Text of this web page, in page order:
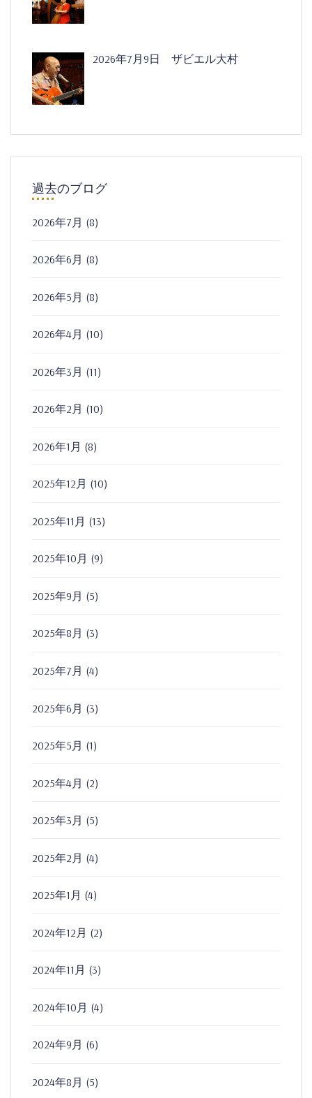
2026年7月9日 ザビエル大村
過去のブログ
2026年7月 (8)
2026年6月 (8)
2026年5月 (8)
2026年4月 (10)
2026年3月 (11)
2026年2月 (10)
2026年1月 (8)
2025年12月 (10)
2025年11月 (13)
2025年10月 (9)
2025年9月 (5)
2025年8月 (3)
2025年7月 (4)
2025年6月 (3)
2025年5月 (1)
2025年4月 (2)
2025年3月 (5)
2025年2月 (4)
2025年1月 (4)
2024年12月 (2)
2024年11月 (3)
2024年10月 (4)
2024年9月 (6)
2024年8月 (5)